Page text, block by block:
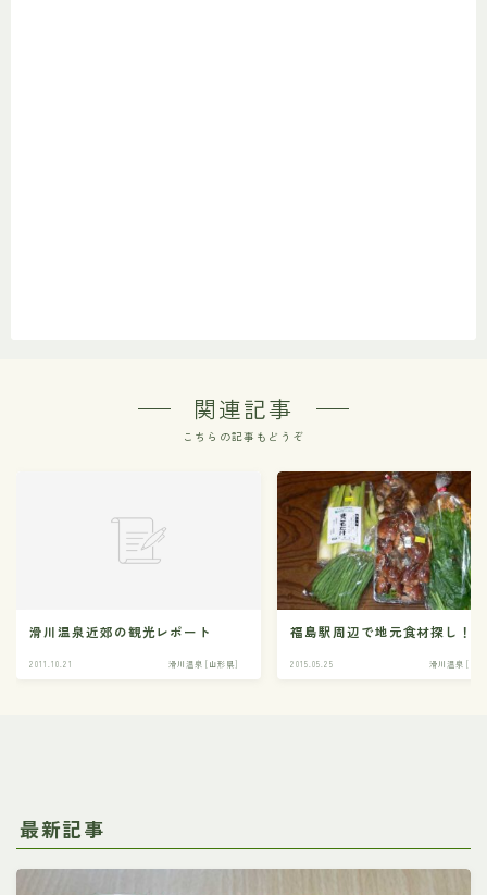
関連記事
こちらの記事もどうぞ
滑川温泉近郊の観光レポート
2011.10.21 滑川温泉 [山形県]
福島駅周辺で地元食材探し！
2015.05.25 滑川温泉 [山
最新記事